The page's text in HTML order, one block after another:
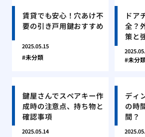
賃貸でも安心！穴あけ不
要の引き戸用鍵おすすめ
2025.05.15
未分類
ドア
全？
策と
未分
鍵屋さんでスペアキー作
成時の注意点、持ち物と
確認事項
2025.05.14
ディ
の時
間？